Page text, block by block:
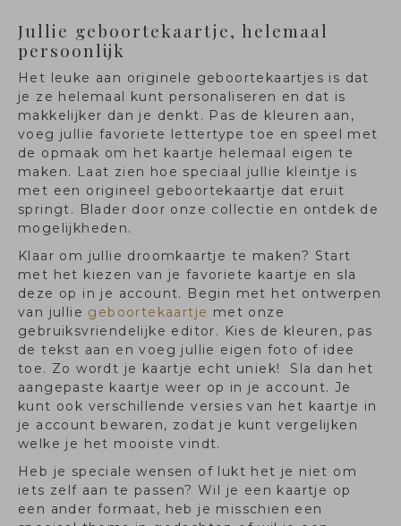
Jullie geboortekaartje, helemaal
persoonlijk
Het leuke aan originele geboortekaartjes is dat
je ze helemaal kunt personaliseren en dat is
makkelijker dan je denkt. Pas de kleuren aan,
voeg jullie favoriete lettertype toe en speel met
de opmaak om het kaartje helemaal eigen te
maken. Laat zien hoe speciaal jullie kleintje is
met een origineel geboortekaartje dat eruit
springt. Blader door onze collectie en ontdek de
mogelijkheden.
Klaar om jullie droomkaartje te maken? Start
met het kiezen van je favoriete kaartje en sla
deze op in je account. Begin met het ontwerpen
van jullie geboortekaartje met onze
gebruiksvriendelijke editor. Kies de kleuren, pas
de tekst aan en voeg jullie eigen foto of idee
toe. Zo wordt je kaartje echt uniek! Sla dan het
aangepaste kaartje weer op in je account. Je
kunt ook verschillende versies van het kaartje in
je account bewaren, zodat je kunt vergelijken
welke je het mooiste vindt.
Heb je speciale wensen of lukt het je niet om
iets zelf aan te passen? Wil je een kaartje op
een ander formaat, heb je misschien een